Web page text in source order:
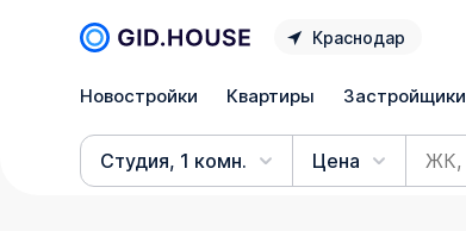
Краснодар
Новостройки Квартиры Застройщики
Студия, 1 комн. Цена